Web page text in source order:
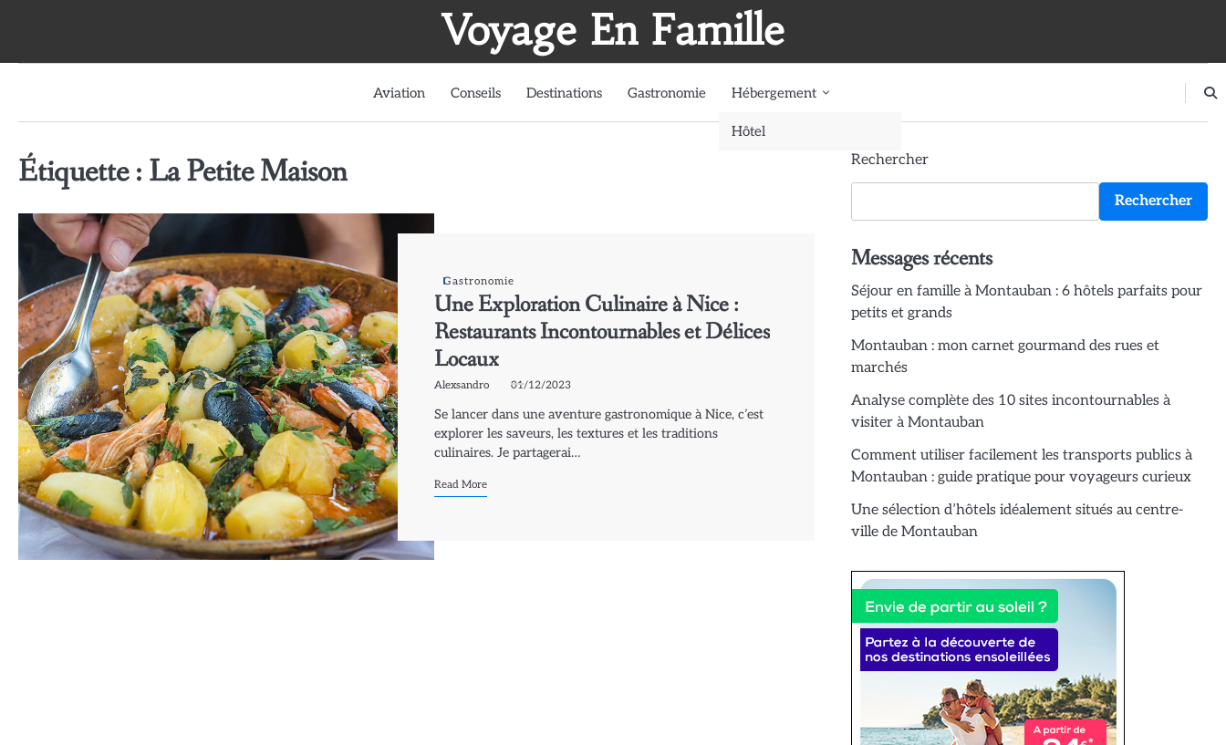
Voyage En Famille
Aviation Conseils Destinations Gastronomie Hébergement
Hôtel
Étiquette : La Petite Maison
Gastronomie
Une Exploration Culinaire à Nice :
Restaurants Incontournables et Délices
Locaux
Alexsandro 01/12/2023
Se lancer dans une aventure gastronomique à Nice, c’est
explorer les saveurs, les textures et les traditions
culinaires. Je partagerai…
Read More
Rechercher
Rechercher
Messages récents
Séjour en famille à Montauban : 6 hôtels parfaits pour
petits et grands
Montauban : mon carnet gourmand des rues et
marchés
Analyse complète des 10 sites incontournables à
visiter à Montauban
Comment utiliser facilement les transports publics à
Montauban : guide pratique pour voyageurs curieux
Une sélection d’hôtels idéalement situés au centre-
ville de Montauban